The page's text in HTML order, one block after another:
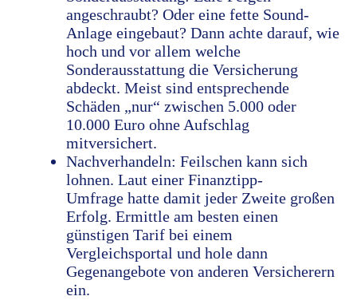
angeschraubt? Oder eine fette Sound-
Anlage eingebaut? Dann achte darauf, wie
hoch und vor allem welche
Sonderausstattung die Versicherung
abdeckt. Meist sind entsprechende
Schäden „nur“ zwischen 5.000 oder
10.000 Euro ohne Aufschlag
mitversichert.
Nachverhandeln: Feilschen kann sich
lohnen. Laut einer Finanztipp-
Umfrage hatte damit jeder Zweite großen
Erfolg. Ermittle am besten einen
günstigen Tarif bei einem
Vergleichsportal und hole dann
Gegenangebote von anderen Versicherern
ein.